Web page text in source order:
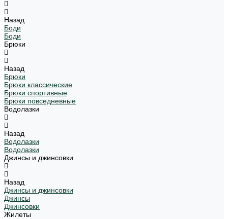
Назад
Боди
Боди
Брюки
Назад
Брюки
Брюки классические
Брюки спортивные
Брюки повседневные
Водолазки
Назад
Водолазки
Водолазки
Джинсы и джинсовки
Назад
Джинсы и джинсовки
Джинсы
Джинсовки
Жилеты